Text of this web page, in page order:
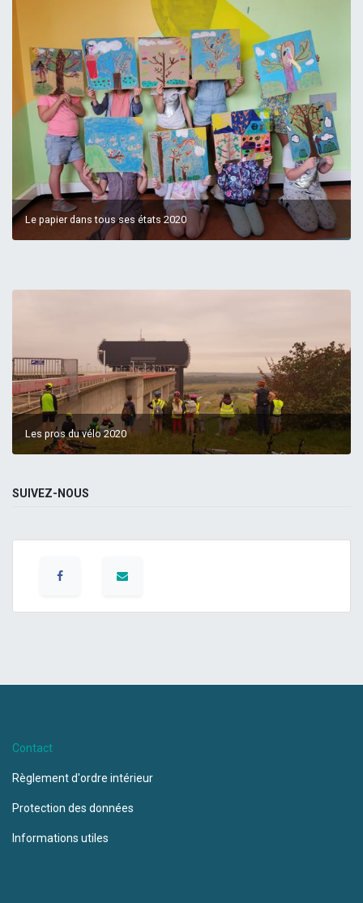
Le papier dans tous ses états 2020
Les pros du vélo 2020
SUIVEZ-NOUS
Contact
Règlement d'ordre intérieur
Protection des données
Informations utiles